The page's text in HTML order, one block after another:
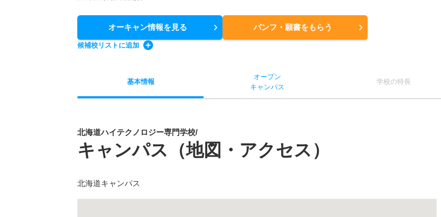
オーキャン情報を見る パンフ・願書をもらう
候補校リストに追加
基本情報
オープン
キャンパス
学校の特長
北海道ハイテクノロジー専門学校/
キャンパス（地図・アクセス）
北海道キャンパス